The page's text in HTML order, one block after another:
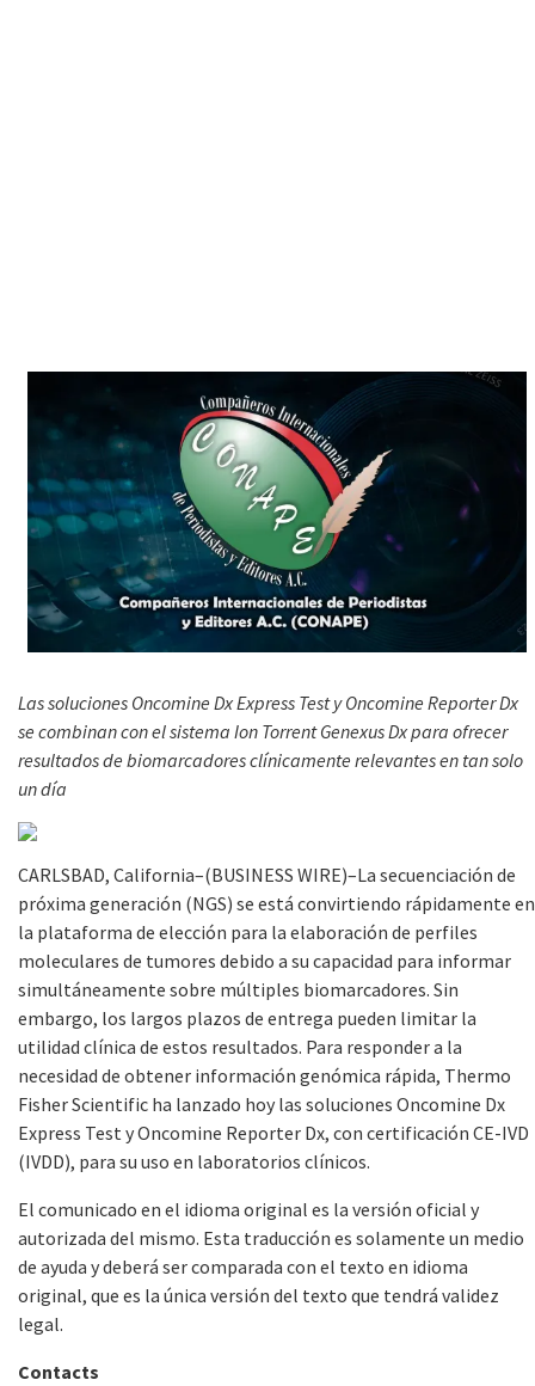
Las soluciones Oncomine Dx Express Test y Oncomine Reporter Dx
se combinan con el sistema Ion Torrent Genexus Dx para ofrecer
resultados de biomarcadores clínicamente relevantes en tan solo
un día
CARLSBAD, California–(BUSINESS WIRE)–La secuenciación de
próxima generación (NGS) se está convirtiendo rápidamente en
la plataforma de elección para la elaboración de perfiles
moleculares de tumores debido a su capacidad para informar
simultáneamente sobre múltiples biomarcadores. Sin
embargo, los largos plazos de entrega pueden limitar la
utilidad clínica de estos resultados. Para responder a la
necesidad de obtener información genómica rápida, Thermo
Fisher Scientific ha lanzado hoy las soluciones Oncomine Dx
Express Test y Oncomine Reporter Dx, con certificación CE-IVD
(IVDD), para su uso en laboratorios clínicos.
El comunicado en el idioma original es la versión oficial y
autorizada del mismo. Esta traducción es solamente un medio
de ayuda y deberá ser comparada con el texto en idioma
original, que es la única versión del texto que tendrá validez
legal.
Contacts